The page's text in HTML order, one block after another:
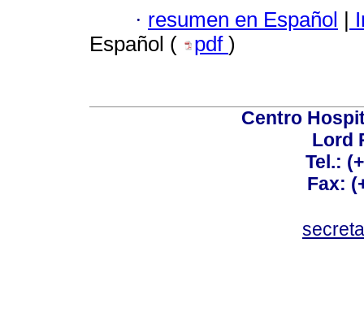
· resumen en Español
Español (
pdf )
Centro
Lord
Tel.:
Fax: